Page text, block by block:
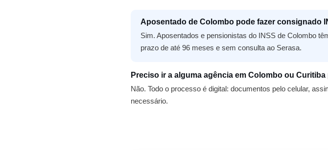
Aposentado de Colombo pode fazer consignado
Sim. Aposentados e pensionistas do INSS de Colombo
prazo de até 96 meses e sem consulta ao Serasa.
Preciso ir a alguma agência em Colombo ou
Não. Todo o processo é digital: documentos pelo celular,
necessário.